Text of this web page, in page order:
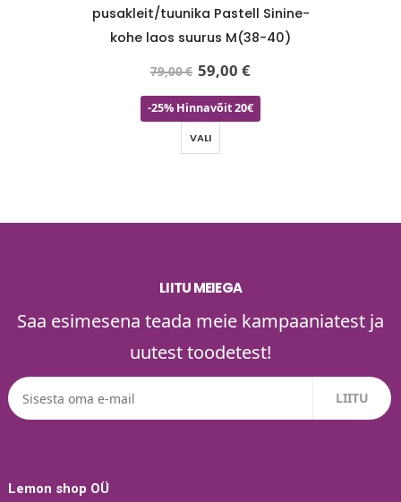
pusakleit/tuunika Pastell Sinine-
kohe laos suurus M(38-40)
79,00€ 59,00€
-25% Hinnavõit 20€
VALI
LIITU MEIEGA
Saa esimesena teada meie kampaaniatest ja
uutest toodetest!
Lemon shop OÜ